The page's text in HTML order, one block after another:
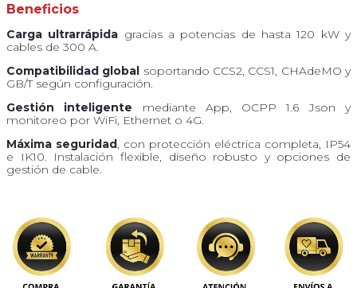
Beneficios
Carga ultrarrápida gracias a potencias de hasta 120 kW y
cables de 300 A.
Compatibilidad global soportando CCS2, CCS1, CHAdeMO y
GB/T según configuración.
Gestión inteligente mediante App, OCPP 1.6 Json y
monitoreo por WiFi, Ethernet o 4G.
Máxima seguridad, con protección eléctrica completa, IP54
e IK10. Instalación flexible, diseño robusto y opciones de
gestión de cable.